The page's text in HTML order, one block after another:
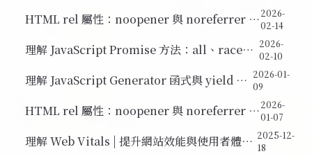
HTML rel 屬性：noopener 與 noreferrer 的2026-
02-14
理解 JavaScript Promise 方法：all、race、 2026-
02-10
理解 JavaScript Generator 函式與 yield 運 2026-01-
09
HTML rel 屬性：noopener 與 noreferrer 的2026-
01-07
理解 Web Vitals | 提升網站效能與使用者體驗 2025-12-
18